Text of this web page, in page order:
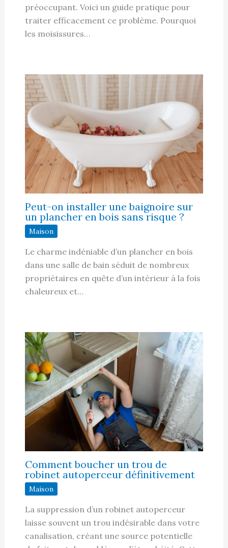
préoccupant. Voici un guide pratique pour
traiter efficacement ce problème. Pourquoi
les moisissures…
Peut-on installer une baignoire sur
un plancher en bois sans risque ?
Maison
Le charme indéniable d’un plancher en bois
dans une salle de bain séduit de nombreux
propriétaires en quête d’un intérieur à la fois
chaleureux et…
Comment boucher un trou de
robinet autoperceur définitivement
Maison
La suppression d’un robinet autoperceur
laisse souvent un trou indésirable dans votre
canalisation, créant une source potentielle